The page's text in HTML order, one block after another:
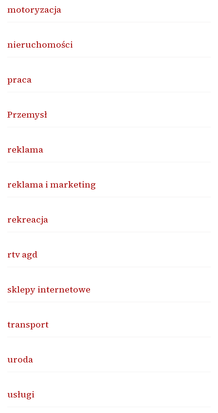
motoryzacja
nieruchomości
praca
Przemysł
reklama
reklama i marketing
rekreacja
rtv agd
sklepy internetowe
transport
uroda
usługi